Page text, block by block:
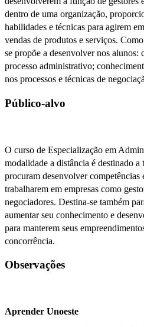
dentro de uma organização,
habilidades e técnicas para agirem
vendas de produtos e serviços.
se propõe a desenvolver nos alunos:
processo administrativo;
nos processos e técnicas de
Público-alvo
O curso de Especialização em
modalidade a distância é destinado
procuram desenvolver competências
trabalharem em empresas como
negociadores. Destina-se também
aumentar seu conhecimento e
para manterem seus
concorrência.
Observações
Aprender Unoeste